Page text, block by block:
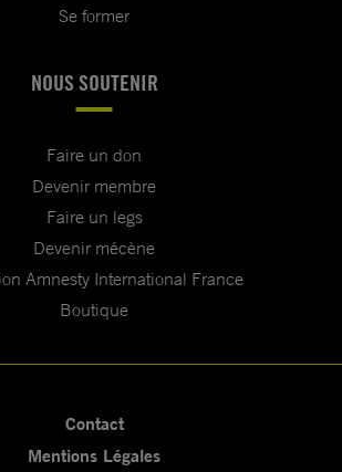
Se former
NOUS SOUTENIR
Faire un don
Devenir membre
Faire un legs
Devenir mécène
Amnesty International France
Boutique
Contact
Mentions Légales